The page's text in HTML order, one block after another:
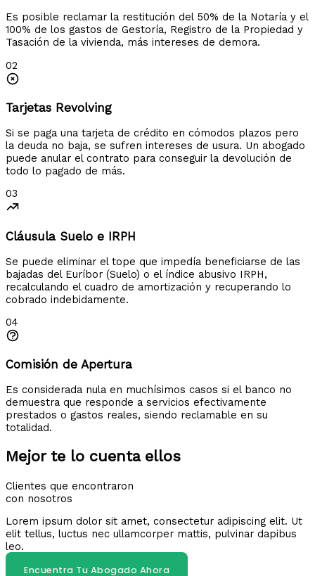
Es posible reclamar la restitución del 50% de la Notaría y el
100% de los gastos de Gestoría, Registro de la Propiedad y
Tasación de la vivienda, más intereses de demora.
02
Tarjetas Revolving
Si se paga una tarjeta de crédito en cómodos plazos pero
la deuda no baja, se sufren intereses de usura. Un abogado
puede anular el contrato para conseguir la devolución de
todo lo pagado de más.
03
Cláusula Suelo e IRPH
Se puede eliminar el tope que impedía beneficiarse de las
bajadas del Euríbor (Suelo) o el índice abusivo IRPH,
recalculando el cuadro de amortización y recuperando lo
cobrado indebidamente.
04
Comisión de Apertura
Es considerada nula en muchísimos casos si el banco no
demuestra que responde a servicios efectivamente
prestados o gastos reales, siendo reclamable en su
totalidad.
Mejor te lo cuenta ellos
Clientes que encontraron
con nosotros
Lorem ipsum dolor sit amet, consectetur adipiscing elit. Ut
elit tellus, luctus nec ullamcorper mattis, pulvinar dapibus
leo.
Encuentra Tu Abogado Ahora